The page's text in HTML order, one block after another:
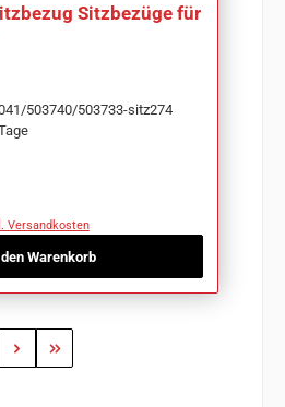
Sitzbezüge für
503740/503733-sitz274
Versandkosten
Warenkorb